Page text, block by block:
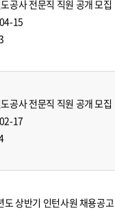
공사 전문직 직원 공개 모집
15
공사 전문직 직원 공개 모집
17
도 상반기 인턴사원 채용공고